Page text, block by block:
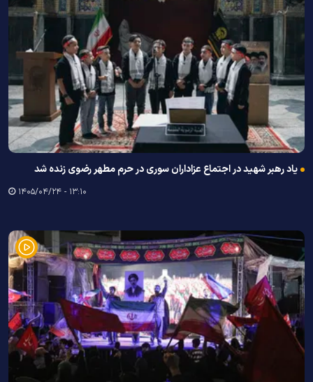
یاد رهبر شهید در اجتماع عزاداران سوری در حرم مطهر رضوی زنده شد
۱۳:۱۰ - ۱۴۰۵/۰۴/۲۴